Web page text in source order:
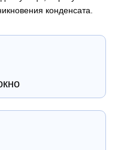
конденсата.